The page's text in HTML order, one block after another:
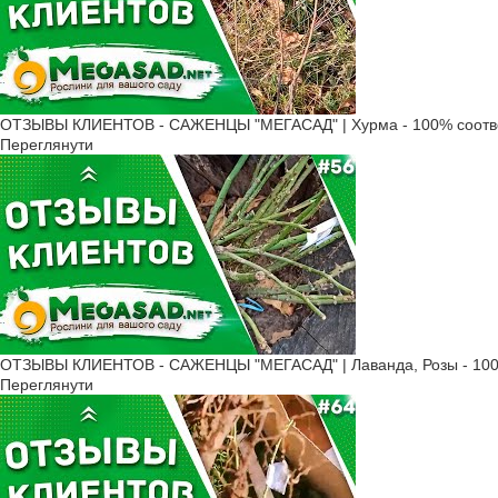
ОТЗЫВЫ КЛИЕНТОВ - САЖЕНЦЫ "МЕГАСАД" | Хурма - 100%
Переглянути
ОТЗЫВЫ КЛИЕНТОВ - САЖЕНЦЫ "МЕГАСАД" | Лаванда, Розы -
Переглянути